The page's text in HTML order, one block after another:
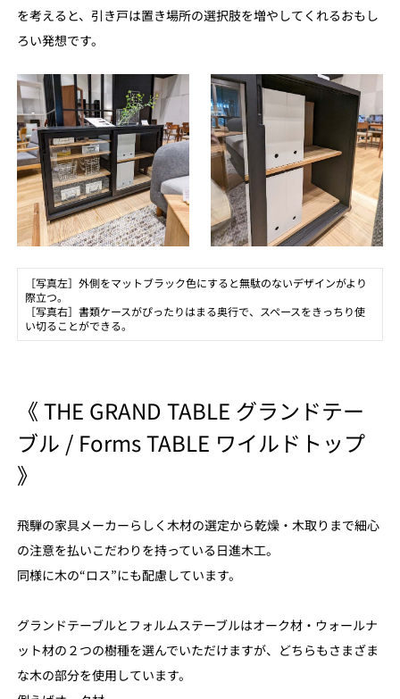
を考えると、引き戸は置き場所の選択肢を増やしてくれるおもし
ろい発想です。
［写真左］外側をマットブラック色にすると無駄のないデザインがより
際立つ。
［写真右］書類ケースがぴったりはまる奥行で、スペースをきっちり使
い切ることができる。
《 THE GRAND TABLE グランドテー
ブル / Forms TABLE ワイルドトップ
》
飛騨の家具メーカーらしく木材の選定から乾燥・木取りまで細心
の注意を払いこだわりを持っている日進木工。
同様に木の“ロス”にも配慮しています。
グランドテーブルとフォルムステーブルはオーク材・ウォールナ
ット材の２つの樹種を選んでいただけますが、どちらもさまざま
な木の部分を使用しています。